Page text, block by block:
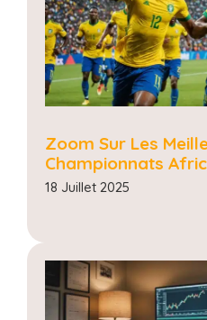
Zoom Sur Les
Championnats
18 Juillet 2025